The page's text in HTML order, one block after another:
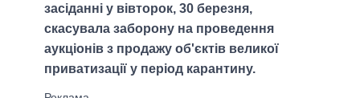
засіданні у вівторок, 30 березня,
скасувала заборону на проведення
аукціонів з продажу об'єктів великої
приватизації у період карантину.